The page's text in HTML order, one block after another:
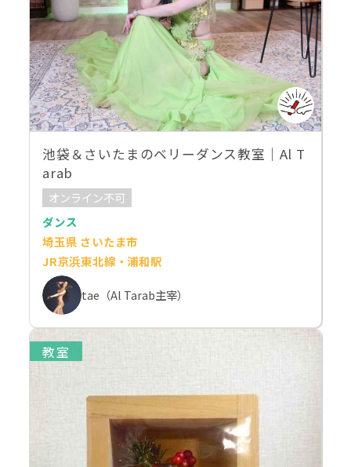
池袋＆さいたまのベリーダンス教室｜Al T
arab
オンライン不可
ダンス
埼玉県 さいたま市
JR京浜東北線・浦和駅
tae（Al Tarab主宰）
教室